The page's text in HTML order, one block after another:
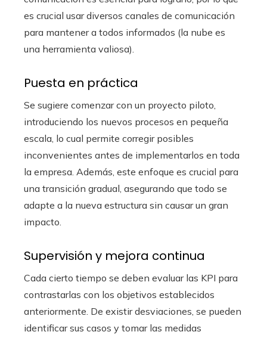
es crucial usar diversos canales de comunicación
para mantener a todos informados (la nube es
una herramienta valiosa).
Puesta en práctica
Se sugiere comenzar con un proyecto piloto,
introduciendo los nuevos procesos en pequeña
escala, lo cual permite corregir posibles
inconvenientes antes de implementarlos en toda
la empresa. Además, este enfoque es crucial para
una transición gradual, asegurando que todo se
adapte a la nueva estructura sin causar un gran
impacto.
Supervisión y mejora continua
Cada cierto tiempo se deben evaluar las KPI para
contrastarlas con los objetivos establecidos
anteriormente. De existir desviaciones, se pueden
identificar sus casos y tomar las medidas